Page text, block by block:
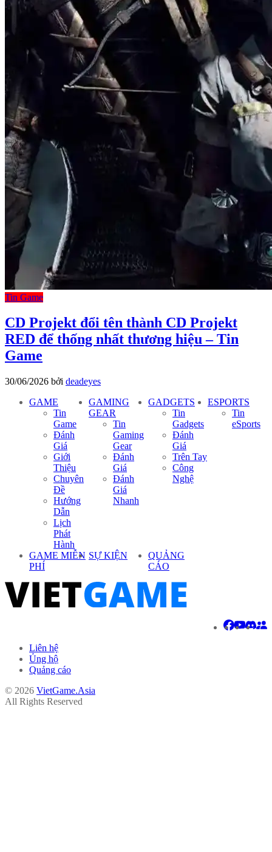
Tin Game
CD Projekt đổi tên thành CD Projekt
RED để thống nhất thương hiệu – Tin
Game
30/06/2026 bởi deadeyes
GAME
Tin
Game
Đánh
Giá
Giới
Thiệu
Chuyên
Đề
Hướng
Dẫn
Lịch
Phát
Hành
GAMING
GEAR
Tin
Gaming
Gear
Đánh
Giá
Đánh
Giá
Nhanh
GADGETS
Tin
Gadgets
Đánh
Giá
Trên Tay
Công
Nghệ
ESPORTS
Tin
eSports
GAME MIỄN
PHÍ
SỰ KIỆN
QUẢNG
CÁO
Liên hệ
Ủng hộ
Quảng cáo
© 2026 VietGame.Asia
All Rights Reserved